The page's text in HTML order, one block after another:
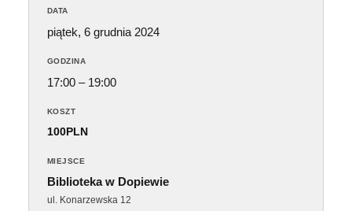
DATA
piątek, 6 grudnia 2024
GODZINA
17:00 – 19:00
KOSZT
100PLN
MIEJSCE
Biblioteka w Dopiewie
ul. Konarzewska 12